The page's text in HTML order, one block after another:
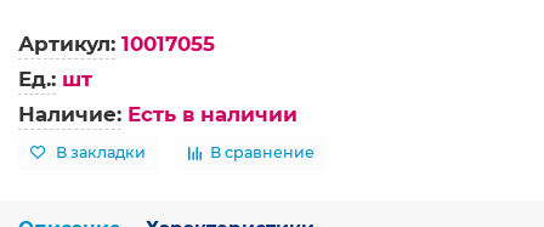
Артикул: 10017055
Ед.: шт
Наличие: Есть в наличии
В закладки В сравнение